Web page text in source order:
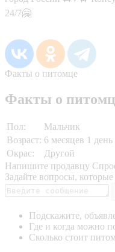
24/7🤗
Факты о питомце
Факты о
Пол:
Мальчик
Возраст: 6 месяцев 1 день
Окрас:
Другой
Напишите продавцу
Задайте вопросы,
Подскажите,
Где и когда можно
Сколько стоит